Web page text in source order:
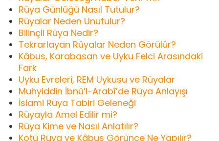
Rüya Günlüğü Nasıl Tutulur?
Rüyalar Neden Unutulur?
Bilinçli Rüya Nedir?
Tekrarlayan Rüyalar Neden Görülür?
Kâbus, Karabasan ve Uyku Felci Arasındaki
Fark
Uyku Evreleri, REM Uykusu ve Rüyalar
Muhyiddin İbnü’l-Arabî’de Rüya Anlayışı
İslami Rüya Tabiri Geleneği
Rüyayla Amel Edilir mi?
Rüya Kime ve Nasıl Anlatılır?
Kötü Rüya ve Kâbus Görünce Ne Yapılır?